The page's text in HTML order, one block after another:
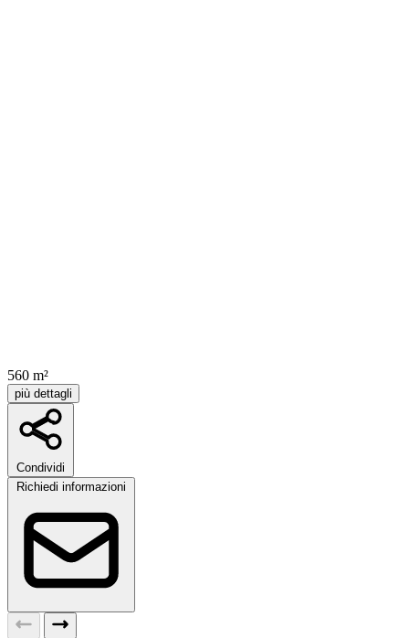
560 m²
più dettagli
Condividi
Richiedi informazioni